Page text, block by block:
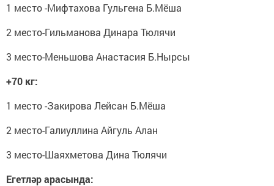
1 место -Мифтахова Гульгена Б.Мёша
2 место-Гильманова Динара Тюлячи
3 место-Меньшова Анастасия Б.Нырсы
+70 кг:
1 место -Закирова Лейсан Б.Мёша
2 место-Галиуллина Айгуль Алан
3 место-Шаяхметова Дина Тюлячи
Егетләр арасында: